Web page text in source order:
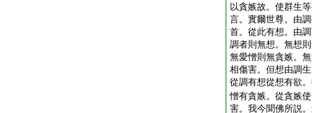
以貪嫉故。使群生
言。實爾世尊。由
首。從此有想。由
調者則無想。無想
無愛憎則無貪嫉。
相傷害。但想由調
從調有想從想有欲
憎有貪嫉。從貪嫉
害。我今聞佛所説